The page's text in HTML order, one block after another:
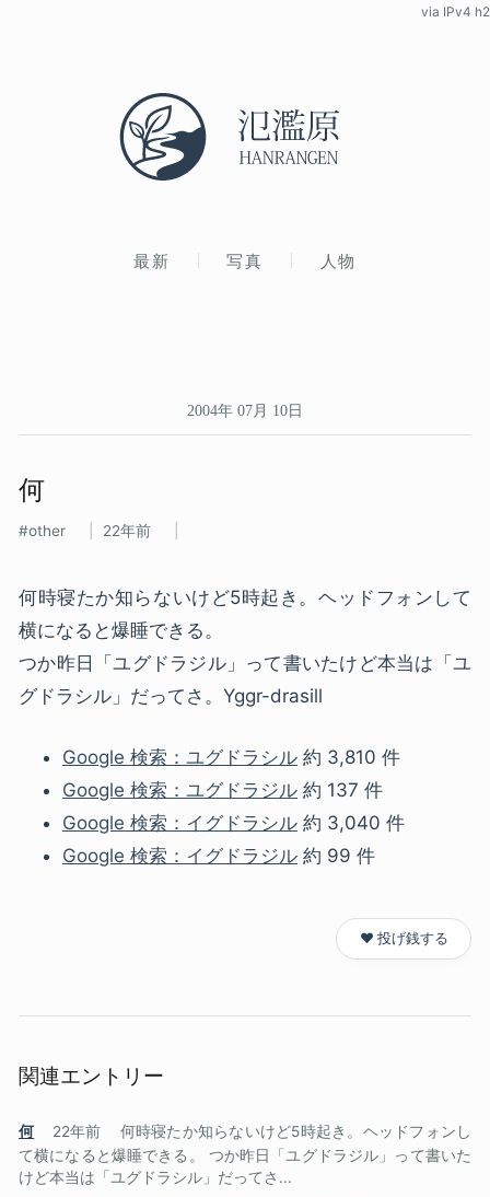
最新 写真 人物
via IPv4 h2
2004年 07月 10日
何
other 22年前
何時寝たか知らないけど5時起き。ヘッドフォンして
横になると爆睡できる。
つか昨日「ユグドラジル」って書いたけど本当は「ユ
グドラシル」だってさ。Yggr-drasill
Google 検索：ユグドラシル 約 3,810 件
Google 検索：ユグドラジル 約 137 件
Google 検索：イグドラシル 約 3,040 件
Google 検索：イグドラジル 約 99 件
❤️ 投げ銭する
関連エントリー
何 22年前
何時寝たか知らないけど5時起き。ヘッドフォンし
て横になると爆睡できる。 つか昨日「ユグドラジル」って書いた
けど本当は「ユグドラシル」だってさ...